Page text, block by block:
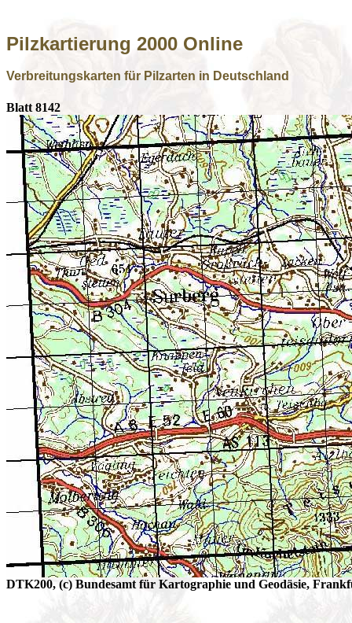
Pilzkartierung 2000 Online
Verbreitungskarten für Pilzarten in Deutschland
Blatt 8142
DTK200, (c) Bundesamt für Kartographie und Geodäsie,